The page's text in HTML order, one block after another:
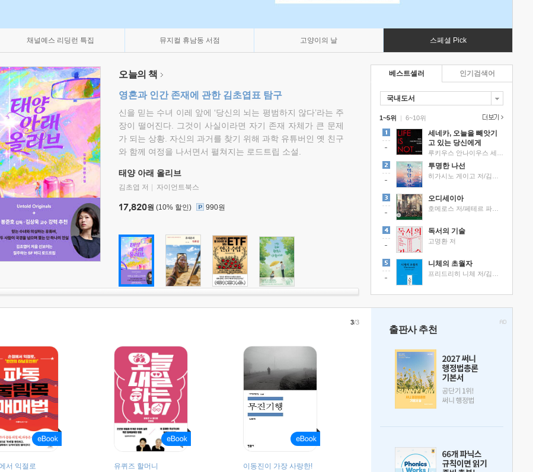
채널예스 리딩런 특집 뮤지컬 휴남동 서점 고양이의 날 스페셜 Pick
오늘의 책
영혼과 인간 존재에 관한 김초엽표 탐구
신을 믿는 수녀 이레 앞에 ‘당신의 뇌는 평범하지 않다’라는 주
장이 떨어진다. 그것이 사실이라면 자기 존재 자체가 큰 문제
가 되는 상황. 자신의 과거를 찾기 위해 과학 유튜버인 옛 친구
와 함께 여정을 나서면서 펼쳐지는 로드트립 소설.
태양 아래 올리브
김초엽 저 자이언트북스
17,820원 (10% 할인) 990원
베스트셀러
국내도서
1~5위 |
세네카, 오늘을 빼앗기
고 있는 당신에게
투명한 나선
오디세이아
독서의 기술
고명환 저
니체의 초월자
6~10위
인기검색어
서 익절로 유퀴즈 할머니 이동진이 가장 사랑한!
3/3
출판사 추천